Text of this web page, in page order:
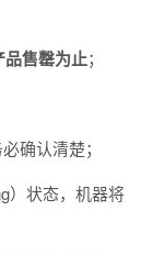
品售罄为止；
确认清楚；
）状态，机器将